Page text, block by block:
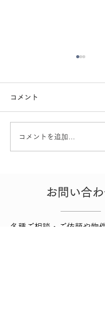
自分好み賃貸プロ
コメント
コメントを追加…
お問い合
各種ご相談・ご依頼や物